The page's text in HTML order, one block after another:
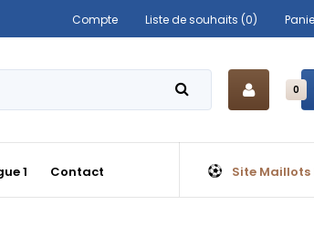
Compte Liste de souhaits (0)
0
1 Contact Site Maillots